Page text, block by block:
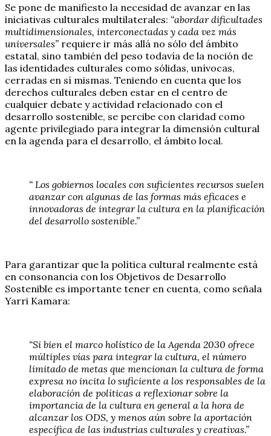
Se pone de manifiesto la necesidad de avanzar en las
iniciativas culturales multilaterales: “abordar dificultades
multidimensionales, interconectadas y cada vez más
universales” requiere ir más allá no sólo del ámbito
estatal, sino también del peso todavía de la noción de
las identidades culturales como sólidas, unívocas,
cerradas en sí mismas. Teniendo en cuenta que los
derechos culturales deben estar en el centro de
cualquier debate y actividad relacionado con el
desarrollo sostenible, se percibe con claridad como
agente privilegiado para integrar la dimensión cultural
en la agenda para el desarrollo, el ámbito local.
“ Los gobiernos locales con suficientes recursos suelen
avanzar con algunas de las formas más eficaces e
innovadoras de integrar la cultura en la planificación
del desarrollo sostenible.”
Para garantizar que la política cultural realmente está
en consonancia con los Objetivos de Desarrollo
Sostenible es importante tener en cuenta, como señala
Yarri Kamara:
“Si bien el marco holístico de la Agenda 2030 ofrece
múltiples vías para integrar la cultura, el número
limitado de metas que mencionan la cultura de forma
expresa no incita lo suficiente a los responsables de la
elaboración de políticas a reflexionar sobre la
importancia de la cultura en general a la hora de
alcanzar los ODS, y menos aún sobre la aportación
específica de las industrias culturales y creativas.”